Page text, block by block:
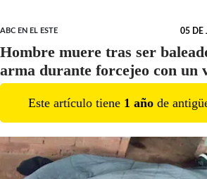
ABC EN EL ESTE 05 DE
Hombre muere tras ser
arma durante forcejeo con un
Este artículo tiene 1 año de